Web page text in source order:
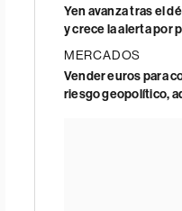
Yen avanza tras el
y crece la alerta por
MERCADOS
Vender euros para
riesgo geopolítico,